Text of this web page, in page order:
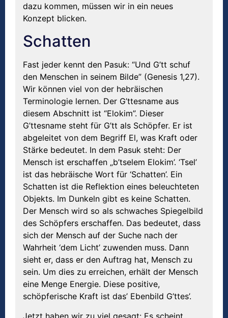
dazu kommen, müssen wir in ein neues
Konzept blicken.
Schatten
Fast jeder kennt den Pasuk: “Und G’tt schuf
den Menschen in seinem Bilde” (Genesis 1,27).
Wir können viel von der hebräischen
Terminologie lernen. Der G’ttesname aus
diesem Abschnitt ist “Elokim”. Dieser
G’ttesname steht für G’tt als Schöpfer. Er ist
abgeleitet von dem Begriff El, was Kraft oder
Stärke bedeutet. In dem Pasuk steht: Der
Mensch ist erschaffen „b’tselem Elokim’. ‘Tsel’
ist das hebräische Wort für ‘Schatten’. Ein
Schatten ist die Reflektion eines beleuchteten
Objekts. Im Dunkeln gibt es keine Schatten.
Der Mensch wird so als schwaches Spiegelbild
des Schöpfers erschaffen. Das bedeutet, dass
sich der Mensch auf der Suche nach der
Wahrheit ‘dem Licht’ zuwenden muss. Dann
sieht er, dass er den Auftrag hat, Mensch zu
sein. Um dies zu erreichen, erhält der Mensch
eine Menge Energie. Diese positive,
schöpferische Kraft ist das’ Ebenbild G’ttes’.
Jetzt haben wir zu viel gesagt: Es scheint